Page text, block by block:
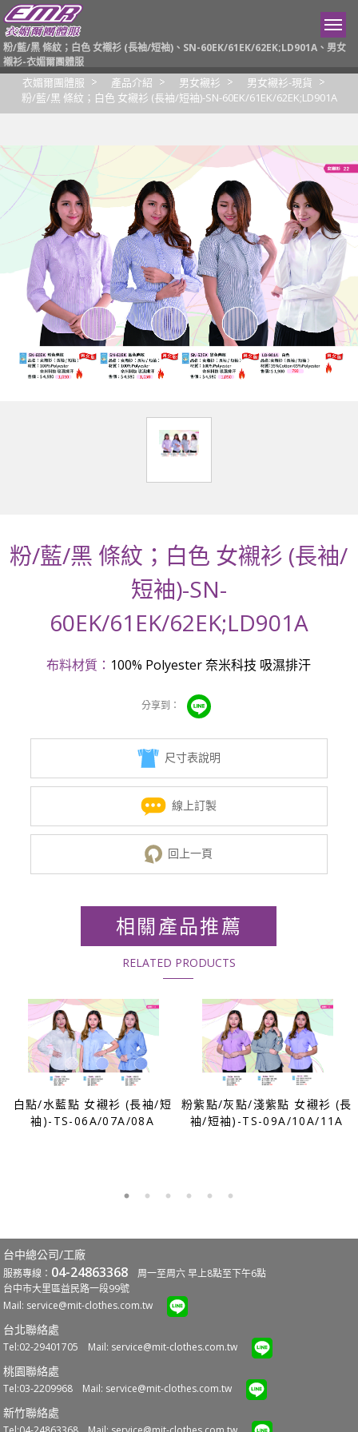
粉/藍/黑 條紋；白色 女襯衫 (長袖/短袖)、SN-60EK/61EK/62EK;LD901A、男女
襯衫-衣媚爾團體服
衣媚爾團體服 產品介紹 男女襯衫
男女襯衫-現貨
粉/藍/黑 條紋；白色 女襯衫 (長袖/短袖)-SN-60EK/61EK/62EK;LD901A
粉/藍/黑 條紋；白色 女襯衫 (長袖/
短袖)-SN-
60EK/61EK/62EK;LD901A
布料材質： 100% Polyester 奈米科技 吸濕排汗
尺寸表說明
線上訂製
回上一頁
相關產品推薦
RELATED PRODUCTS
白點/水藍點 女襯衫 (長袖/短
袖)-TS-06A/07A/08A
粉紫點/灰點/淺紫點 女襯衫 (長
袖/短袖)-TS-09A/10A/11A
台中總公司/工廠
服務專線： 04-24863368 周一至周六 早上8點至下午6點
台中市大里區益民路一段99號
Mail: service@mit-clothes.com.tw
台北聯絡處
Tel:02-29401705 Mail: service@mit-clothes.com.tw
桃園聯絡處
Tel:03-2209968 Mail: service@mit-clothes.com.tw
新竹聯絡處